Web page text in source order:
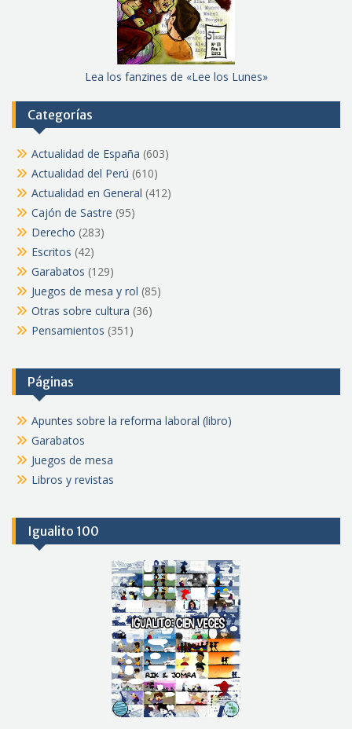
Lea los fanzines de «Lee los Lunes»
Categorías
Actualidad de España (603)
Actualidad del Perú (610)
Actualidad en General (412)
Cajón de Sastre (95)
Derecho (283)
Escritos (42)
Garabatos (129)
Juegos de mesa y rol (85)
Otras sobre cultura (36)
Pensamientos (351)
Páginas
Apuntes sobre la reforma laboral (libro)
Garabatos
Juegos de mesa
Libros y revistas
Igualito 100